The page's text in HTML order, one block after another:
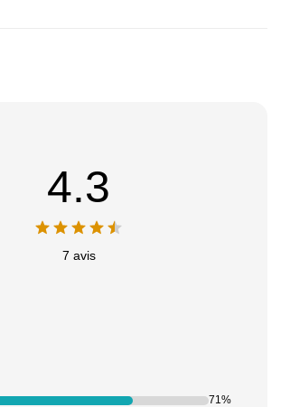
4.3
7 avis
71%
filtres